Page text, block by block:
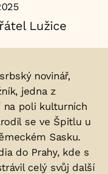
Lužice
novinář,
jedna z
na poli kulturních
se ve Špitlu u
Sasku.
do Prahy, kde s
celý svůj další